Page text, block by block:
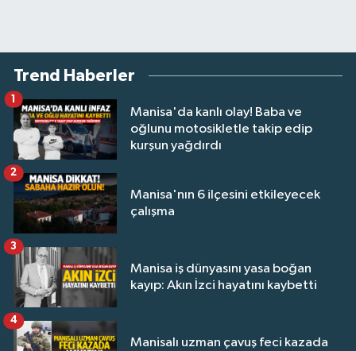
Trend Haberler
Manisa'da kanlı olay! Baba ve
oğlunu motosikletle takip edip
kurşun yağdırdı
1
Manisa'nın 6 ilçesini etkileyecek
çalışma
2
Manisa iş dünyasını yasa boğan
kayıp: Akın İzci hayatını kaybetti
3
Manisalı uzman çavuş feci kazada
4